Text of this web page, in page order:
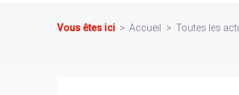
Vous êtes ici Accueil Toutes les